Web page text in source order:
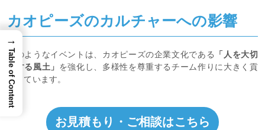
カオピーズのカルチャーへの影響
このようなイベントは、カオピーズの企業文化である
「人を大切
にする風土」 を強化し、多様性を尊重するチーム作りに大きく貢
献しています。
お見積もり・ご相談はこちら
→
Table of Content